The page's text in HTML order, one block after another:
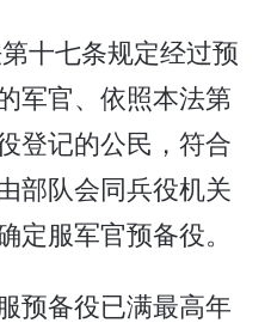
十七条规定经过预
军官、依照本法第
登记的公民，符合
部队会同兵役机关
定服军官预备役。
预备役已满最高年